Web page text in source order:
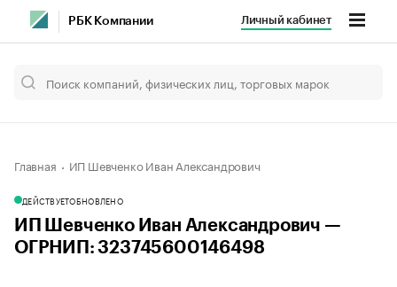
РБК Компании Личный кабинет
Главная ИП Шевченко Иван Александрович
ДЕЙСТВУЕТОБНОВЛЕНО
ИП Шевченко Иван Александрович —
ОГРНИП: 323745600146498